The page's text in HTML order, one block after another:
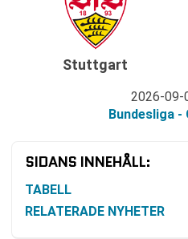
Stuttgart
2026-09-
Bundesliga -
SIDANS INNEHÅLL:
TABELL
RELATERADE NYHETER